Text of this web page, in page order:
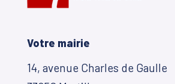
Votre mairie
14, avenue Charles de Gaulle